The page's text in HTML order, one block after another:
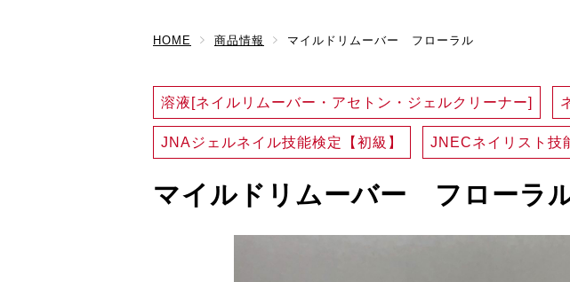
HOME 商品情報 マイルドリムーバー フローラル
溶液[ネイルリムーバー・アセトン・ジェルクリーナー]
JNAジェルネイル技能検定【初級】 JNECネイリスト技
マイルドリムーバー フローラ